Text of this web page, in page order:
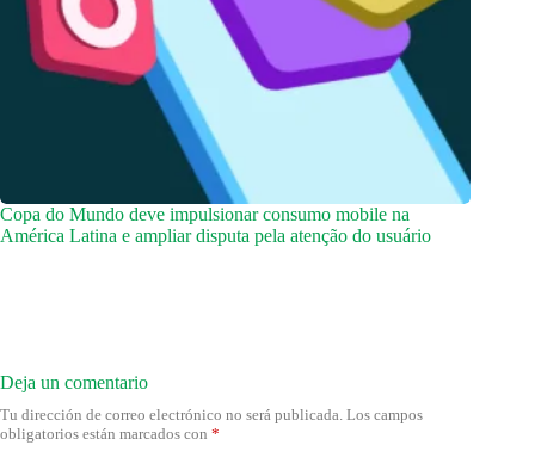
Copa do Mundo deve impulsionar consumo mobile na
América Latina e ampliar disputa pela atenção do usuário
Deja un comentario
Tu dirección de correo electrónico no será publicada. Los campos
obligatorios están marcados con *